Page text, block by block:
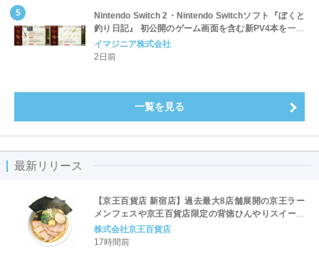
Nintendo Switch 2・Nintendo Switchソフト『ぼくと
釣り日記』 初公開のゲーム画面を含む新PV4本を一挙
公開！
イマジニア株式会社
2日前
一覧を見る
最新リリース
【京王百貨店 新宿店】過去最大8店舗展開の京王ラー
メンフェスや京王百貨店限定の背徳ひんやりスイーツ
など、実演グルメが充実 過去最長21日間、計90店舗
出店の 「大北海道展」
株式会社京王百貨店
17時間前